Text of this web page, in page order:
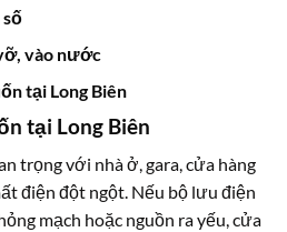
số
vào nước
tại Long Biên
tại Long Biên
trọng với nhà ở, gara, cửa hàng
điện đột ngột. Nếu bộ lưu điện
mạch hoặc nguồn ra yếu, cửa